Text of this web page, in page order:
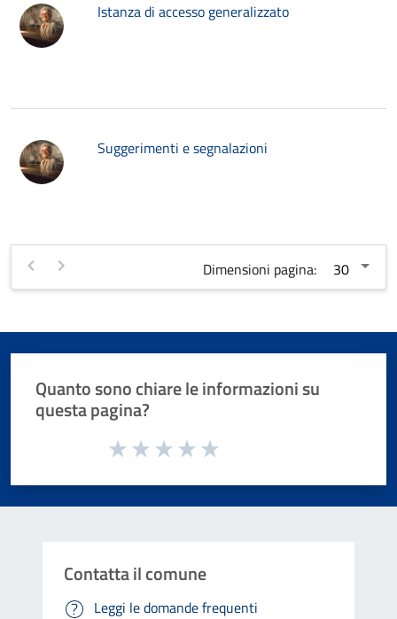
Istanza di accesso generalizzato
Suggerimenti e segnalazioni
Dimensioni pagina:
Quanto sono chiare le informazioni su
questa pagina?
Valuta da 1 a 5 stelle la pagina
Contatta il comune
Leggi le domande frequenti